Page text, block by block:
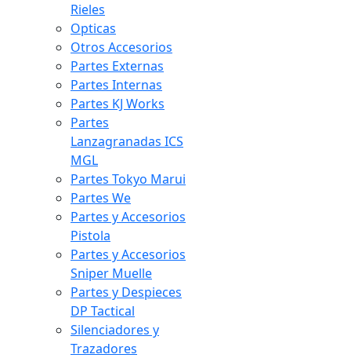
Rieles
Opticas
Otros Accesorios
Partes Externas
Partes Internas
Partes KJ Works
Partes
Lanzagranadas ICS
MGL
Partes Tokyo Marui
Partes We
Partes y Accesorios
Pistola
Partes y Accesorios
Sniper Muelle
Partes y Despieces
DP Tactical
Silenciadores y
Trazadores